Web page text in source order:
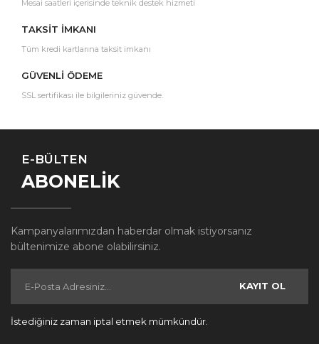
Mesai saatleri içerisinde teknik destek hizmeti
TAKSİT İMKANI
Tüm kredi kartlarına taksit imkanı
GÜVENLİ ÖDEME
SSL sertifikası ile bilgileriniz güvende.
E-BÜLTEN
ABONELİK
Kampanyalarımızdan haberdar olmak istiyorsanız
bültenimize abone olabilirsiniz.
KAYIT OL
İstediğiniz zaman iptal etmek mümkündür.